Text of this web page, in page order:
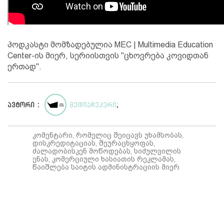
პოდკასტი მომზადებულია MEC | Multimedia Education
Center-ის მიერ, სერიისთვის "ცხოვრება კოვიდთან
ერთად".
ავტორი : მედიაჩეკერი ;
კომენტარი, რომელიც შეიცავს უხამსობას,
დისკრედიტაციას, შეურაცხყოფას,
ძალადობისკენ მოწოდებას, სიძულვილის
ენას, კომერციული ხასიათის რეკლამას,
წაიშლება საიტის ადმინისტრაციის მიერ